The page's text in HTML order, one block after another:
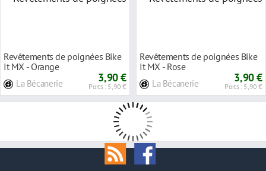
Revêtements de poignées Bike
It MX - Orange
La Bécanerie 3,90 €
Ports : 5,90 €
Revêtements de poignées Bike
It MX - Rose
La Bécanerie 3,90 €
Ports : 5,90 €